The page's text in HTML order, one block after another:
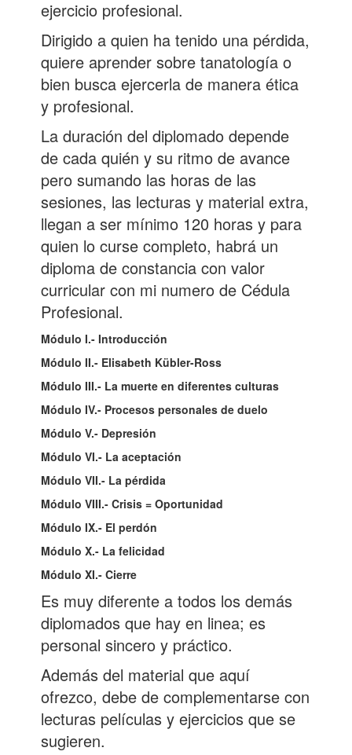
ejercicio profesional.
Dirigido a quien ha tenido una pérdida,
quiere aprender sobre tanatología o
bien busca ejercerla de manera ética
y profesional.
La duración del diplomado depende
de cada quién y su ritmo de avance
pero sumando las horas de las
sesiones, las lecturas y material extra,
llegan a ser mínimo 120 horas y para
quien lo curse completo, habrá un
diploma de constancia con valor
curricular con mi numero de Cédula
Profesional.
Módulo I.- Introducción
Módulo II.- Elisabeth Kübler-Ross
Módulo III.- La muerte en diferentes culturas
Módulo IV.- Procesos personales de duelo
Módulo V.- Depresión
Módulo VI.- La aceptación
Módulo VII.- La pérdida
Módulo VIII.- Crisis = Oportunidad
Módulo IX.- El perdón
Módulo X.- La felicidad
Módulo XI.- Cierre
Es muy diferente a todos los demás
diplomados que hay en linea; es
personal sincero y práctico.
Además del material que aquí
ofrezco, debe de complementarse con
lecturas películas y ejercicios que se
sugieren.